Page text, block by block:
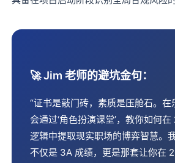
🚀 Jim 老师的避坑金句：
“证书是敲门砖，素质是压舱石。在
会通过‘角色扮演课堂’，教你如何
逻辑中提取现实职场的博弈智慧。
不仅是 3A 成绩，更是那套让你在